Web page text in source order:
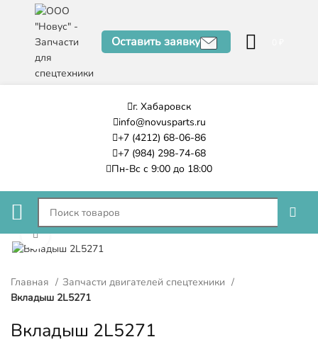
Оставить заявку
г. Хабаровск
info@novusparts.ru
+7 (4212) 68-06-86
+7 (984) 298-74-68
Пн-Вс с 9:00 до 18:00
Нажмите, чтобы увеличить
Главная
Запчасти двигателей спецтехники
Вкладыш 2L5271
Вкладыш 2L5271